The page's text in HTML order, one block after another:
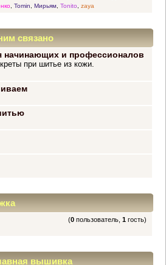
, Tomin Мирьям, Tonito zaya
связано
и профессионалов
при шитье из кожи.
(0 пользователь,1 гость)
вышивка